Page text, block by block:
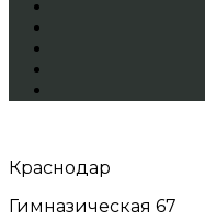
Краснодар
Гимназическая 67